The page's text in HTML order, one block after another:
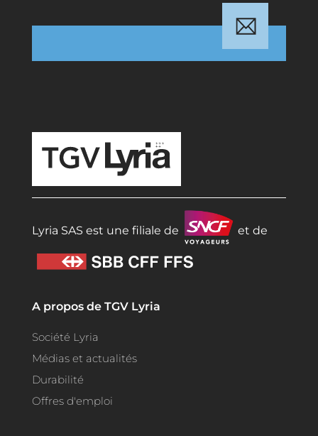
Lyria SAS est une filiale de et de
A propos de TGV Lyria
Société Lyria
Médias et actualités
Durabilité
Offres d'emploi